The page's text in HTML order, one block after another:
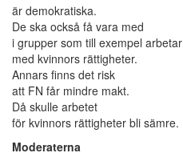
är demokratiska.
De ska också få vara med
i grupper som till exempel arbetar
med kvinnors rättigheter.
Annars finns det risk
att FN får mindre makt.
Då skulle arbetet
för kvinnors rättigheter bli sämre.
Moderaterna